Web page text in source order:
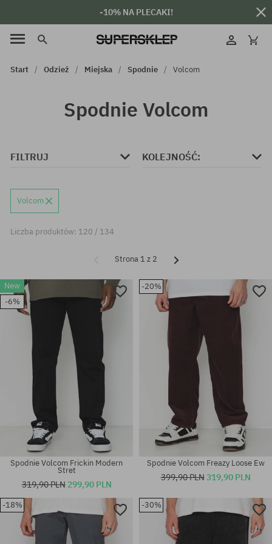
-10% NA PLECAKI!
Start Odzież Miejska Spodnie Volcom
Spodnie Volcom
FILTRUJ KOLEJNOŚĆ:
Volcom
Liczba produktów: 120 / 134
Strona 1 z 2
New
-6%
Spodnie Volcom Frickin Modern
Stret
319,90 PLN 299,90 PLN
-20%
Spodnie Volcom Freazy Loose Ew
399,90 PLN319,90 PLN
-18% -30%